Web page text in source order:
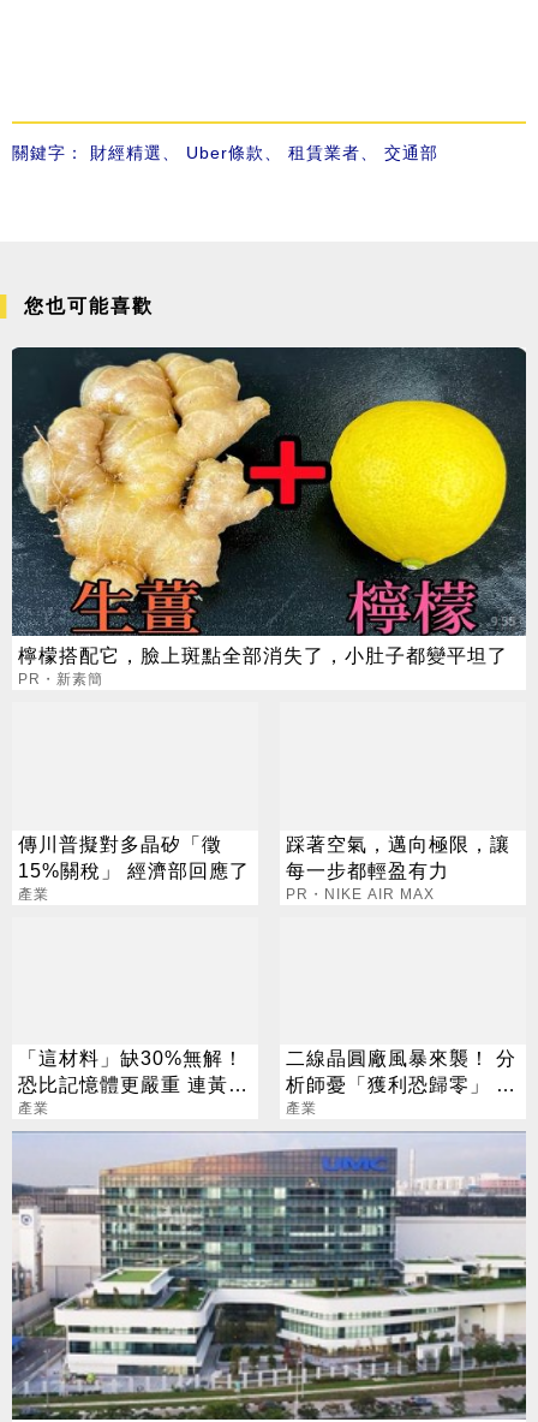
關鍵字： 財經精選 Uber條款 租賃業者 交通部
您也可能喜歡
檸檬搭配它，臉上斑點全部消失了，小肚子都變平坦了
PR・新素簡
傳川普擬對多晶矽「徵
15%關稅」 經濟部回應了
產業
踩著空氣，邁向極限，讓
每一步都輕盈有力
PR・NIKE AIR MAX
「這材料」缺30%無解！
恐比記憶體更嚴重 連黃仁
勳都掏錢秒訂
產業
二線晶圓廠風暴來襲！ 分
析師憂「獲利恐歸零」 聯
電回應了
產業